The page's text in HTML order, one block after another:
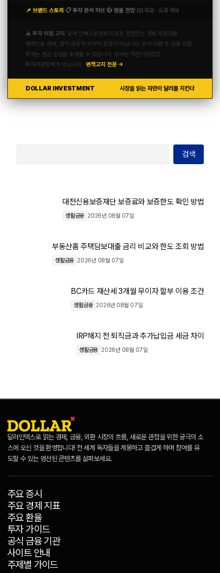
📌 브랜드 스토리 📋 투자 분석 허브 💱 환율 전망 ✉️ 제휴 · 오류 제보
⚠️ 투자 위험 고지
달러 인베스트먼트의 모든 콘텐츠는 정보 제공만을
목적으로 하며, 법적·금융적·세무적 조언이 아닙니다. 주식·외환 등 금융 상품
투자는 원금 손실을 초래할 수 있습니다. 당사는 자본시장법상
투자자문업체가 아닙니다. 면책고지 전문 →
DOLLAR INVESTMENT 시장을 읽는 자만이 달러를 지킨다
검색
대전신용보증재단 보증료와 보증한도 확인 방법
생활금융 2026년 08월 07일
부동산홈 주택담보대출 금리 비교와 한도 조회 방법
생활금융 2026년 08월 07일
BC카드 재산세 3개월 무이자 할부 이용 조건
생활금융 2026년 08월 07일
IRP해지 전 퇴직금과 추가납입금 세금 차이
생활금융 2026년 08월 07일
달러인덱스로 읽는 경제, 금융, 외환 시장의 흐름, 새로운 관점을 위한 궁극의 소
스에 오신 것을 환영합니다! 전 세계 독자들을 계몽하고 즐겁게 하며 참여를 유
도할 수 있는 엄선된 콘텐츠를 살펴보세요.
주요 증시
주요 경제 지표
주요 환율
투자 가이드
공식 금융 기관
사이트 안내
주제별 가이드